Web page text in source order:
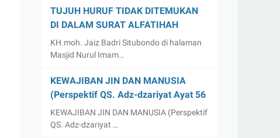
TUJUH HURUF TIDAK DITEMUKAN
DI DALAM SURAT ALFATIHAH
KH.moh. Jaiz Badri Situbondo di halaman
Masjid Nurul Imam…
KEWAJIBAN JIN DAN MANUSIA
(Perspektif QS. Adz-dzariyat Ayat 56
KEWAJIBAN JIN DAN MANUSIA (Perspektif
QS. Adz-dzariyat …